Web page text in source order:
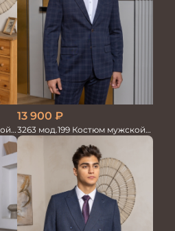
13 900 ₽
3263 мод.199 Костюм мужской
трикотажный т.син в клетку